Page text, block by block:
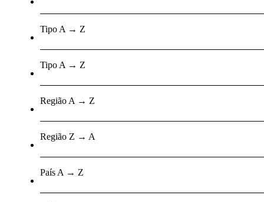
Tipo A → Z
Tipo A → Z
Região A → Z
Região Z → A
País A → Z